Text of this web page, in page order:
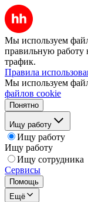
Мы используем
правильную работу
трафик.
Правила
Мы используем
файлов cookie
Понятно
Ищу работу
Ищу работу
Ищу работу
Ищу сотрудника
Сервисы
Помощь
Ещё